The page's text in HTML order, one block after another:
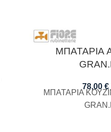
ΜΠΑΤΑΡΙΑ
78,00 €
ΜΠΑΤΑΡΙΑ